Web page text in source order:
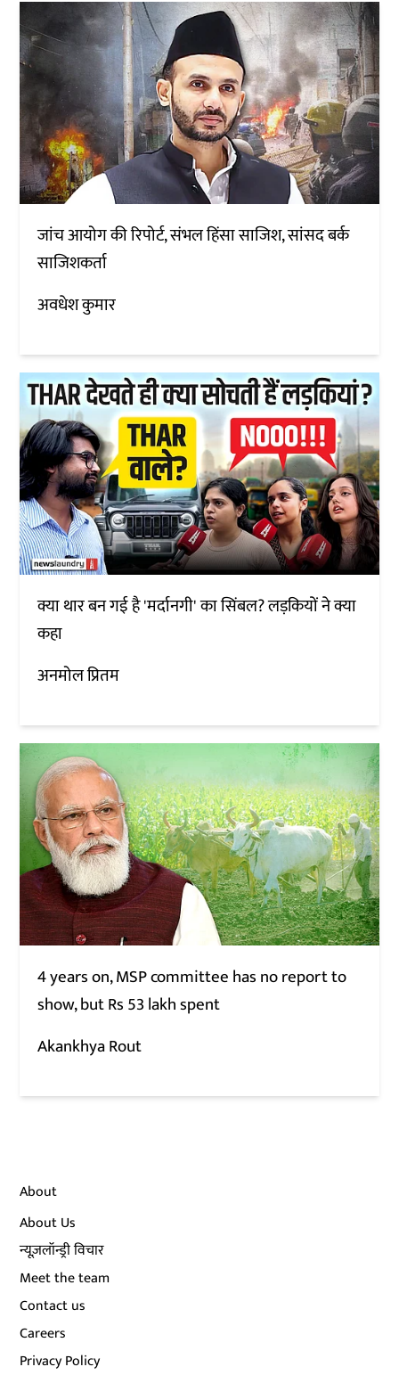
जांच आयोग की रिपोर्ट, संभल हिंसा साजिश, सांसद बर्क
साजिशकर्ता
अवधेश कुमार
क्या थार बन गई है 'मर्दानगी' का सिंबल? लड़कियों ने क्या
कहा
अनमोल प्रितम
4 years on, MSP committee has no report to
show, but Rs 53 lakh spent
Akankhya Rout
About
About Us
न्यूज़लॉन्ड्री विचार
Meet the team
Contact us
Careers
Privacy Policy